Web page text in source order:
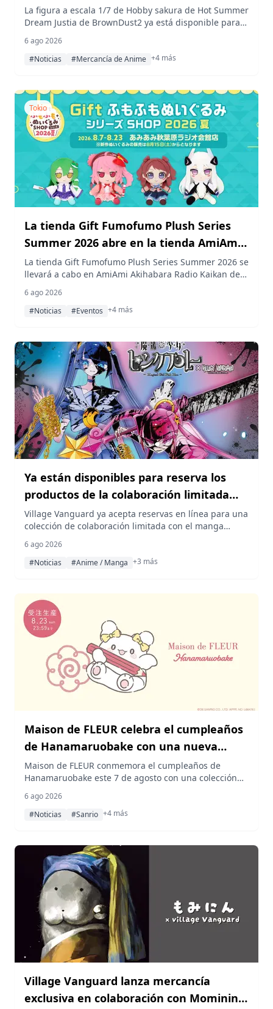
disponible para reserva en AmiAmi
La figura a escala 1/7 de Hobby sakura de Hot Summer
Dream Justia de BrownDust2 ya está disponible para
(impuestos incluidos) y una fecha de lanzamiento
programada para agosto de 2027.
6 ago 2026
#Noticias
#Mercancía de Anime +4 más
Tokio
La tienda Gift Fumofumo Plush Series
Summer 2026 abre en la tienda AmiAmi
Akihabara Radio Kaikan
La tienda Gift Fumofumo Plush Series Summer 2026 se
llevará a cabo en AmiAmi Akihabara Radio Kaikan del
Project, Gakuen Idolmaster y Azur Lane. Además,
artículos programados para el puesto de Gift en el
6 ago 2026
#Noticias
#Eventos +4 más
Ya están disponibles para reserva los
productos de la colaboración limitada
entre Magical Girl Pink Blue y Village
Vanguard
Village Vanguard ya acepta reservas en línea para una
colección de colaboración limitada con el manga
capturan el oscuro mundo de la serie y el encanto de
sus personajes Pink y Blue.
6 ago 2026
#Noticias
#Anime / Manga +3 más
Maison de FLEUR celebra el cumpleaños
de Hanamaruobake con una nueva
colección de Marumaru, Kokomaru y
Marun
Maison de FLEUR conmemora el cumpleaños de
Hanamaruobake este 7 de agosto con una colección
Marumaru, Kokomaru y Marun, disponible para
reserva del 7 al 23 de agosto de 2026 a través de
6 ago 2026
#Noticias
#Sanrio +4 más
Village Vanguard lanza mercancía
exclusiva en colaboración con Mominin,